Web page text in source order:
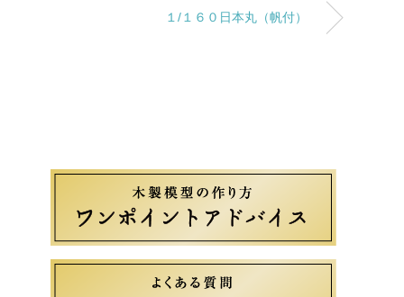
１/１６０日本丸（帆付）